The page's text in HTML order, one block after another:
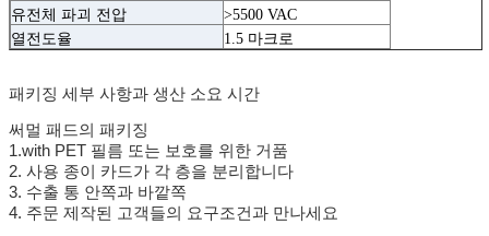
유전체 파괴 전압
>5500 VAC
열전도율
1.5 마크로
패키징 세부 사항과 생산 소요 시간
써멀 패드의 패키징
1.with PET 필름 또는 보호를 위한 거품
2. 사용 종이 카드가 각 층을 분리합니다
3. 수출 통 안쪽과 바깥쪽
4. 주문 제작된 고객들의 요구조건과 만나세요